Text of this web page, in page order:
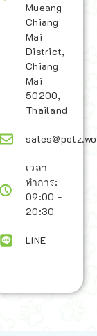
Mueang
Chiang
Mai
District,
Chiang
Mai
50200,
Thailand
เวลา
ทำการ:
09:00 -
20:30
LINE